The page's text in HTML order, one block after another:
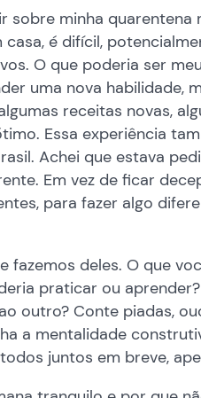
sobre minha quarentena
é difícil,
O que poderia ser
uma nova habilidade,
receitas novas,
Essa experiência
Achei que estava
Em vez de ficar
para fazer algo
fazemos deles. O que
praticar ou
outro? Conte piadas,
a mentalidade
juntos em breve,